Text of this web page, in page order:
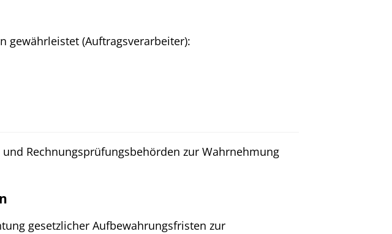
gewährleistet (Auftragsverarbeiter):
Rechnungsprüfungsbehörden zur Wahrnehmung
gesetzlicher Aufbewahrungsfristen zur